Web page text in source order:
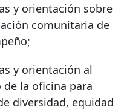
y orientación sobre
comunitaria de
y orientación al
la oficina para
diversidad, equidad